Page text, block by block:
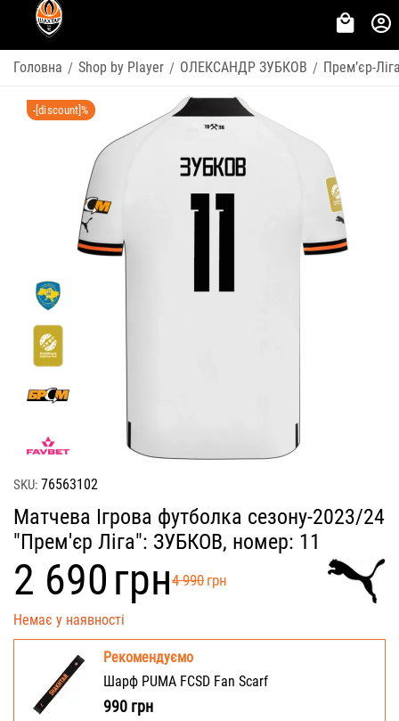
Головна / Shop by Player / ОЛЕКСАНДР ЗУБКОВ / Премʼєр-
-[discount]%
SKU: 76563102
Матчева Ігрова футболка сезону-2023/24
"Прем'єр Ліга": ЗУБКОВ, номер: 11
‍2 690‍грн‍4 990‍ грн
Немає у наявності
Рекомендуємо
Шарф PUMA FCSD Fan Scarf
990 грн